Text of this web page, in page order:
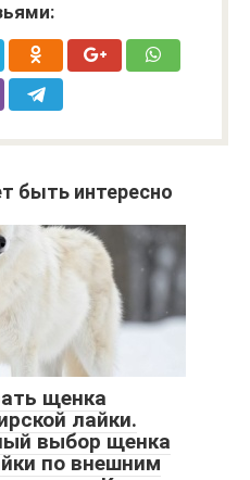
быть интересно
щенка
лайки.
выбор щенка
по внешним